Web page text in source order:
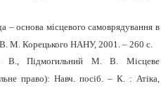
– основа місцевого самоврядування в
В. М. Корецького НАНУ, 2001. – 260 с.
В., Підмогильний М. В. Місцеве
право): Навч. посіб. – К. : Атіка,